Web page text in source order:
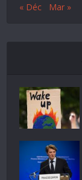
« Déc Mar »